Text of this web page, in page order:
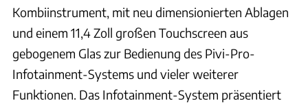
Kombiinstrument, mit neu dimensionierten Ablagen
und einem 11,4 Zoll großen Touchscreen aus
gebogenem Glas zur Bedienung des Pivi-Pro-
Infotainment-Systems und vieler weiterer
Funktionen. Das Infotainment-System präsentiert